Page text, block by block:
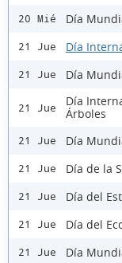
20 Mié Día
21 Jue Día
21 Jue Día
21 Jue
Día
Árboles
21 Jue Día
21 Jue Día de la
21 Jue Día del
21 Jue Día del
21 Jue Día